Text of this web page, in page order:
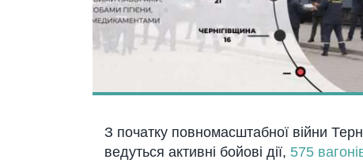
З початку повномасштабної війни
ведуться активні бойові дії, 575